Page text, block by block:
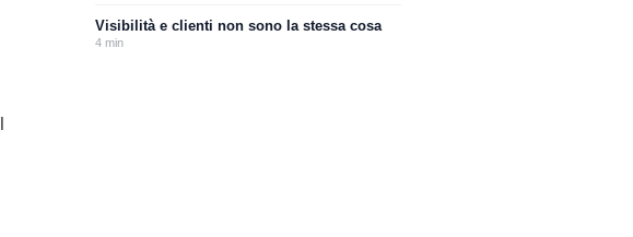
Visibilità e clienti non sono la stessa cosa
4 min